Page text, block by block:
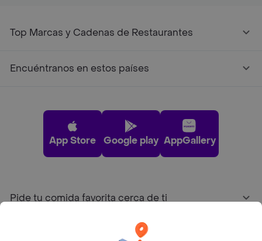
Top Marcas y Cadenas de Restaurantes
Encuéntranos en estos países
App Store Google play AppGallery
Pide tu comida favorita cerca de ti